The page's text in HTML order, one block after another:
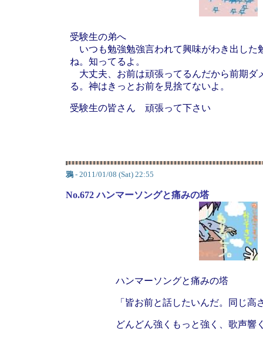
受験生の弟へ
いつも勉強勉強言われて興味がわき出した
ね。知ってるよ。
大丈夫、お前は頑張ってるんだから前期ダ
る。神はきっとお前を見捨てないよ。
受験生の皆さん 頑張って下さい
鴉 - 2011/01/08 (Sat) 22:55
No.672 ハンマーソングと痛みの塔
ハンマーソングと痛みの塔
「皆お前と話したいんだ。同じ高
どんどん強くもっと強く、歌声響